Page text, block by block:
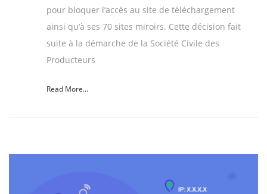
pour bloquer l’accès au site de téléchargement
ainsi qu’à ses 70 sites miroirs. Cette décision fait
suite à la démarche de la Société Civile des
Producteurs
Read More...